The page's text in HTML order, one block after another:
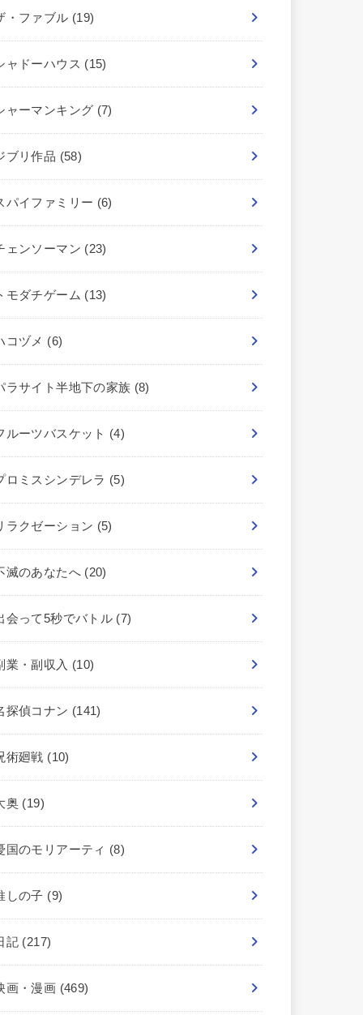
・ファブル (19)
ャドーハウス (15)
ャーマンキング (7)
ブリ作品 (58)
パイファミリー (6)
ェンソーマン (23)
モダチゲーム (13)
コヅメ (6)
ラサイト半地下の家族 (8)
ルーツバスケット (4)
ロミスシンデレラ (5)
ラクゼーション (5)
滅のあなたへ (20)
会って5秒でバトル (7)
業・副収入 (10)
探偵コナン (141)
術廻戦 (10)
奥 (19)
国のモリアーティ (8)
しの子 (9)
記 (217)
画・漫画 (469)